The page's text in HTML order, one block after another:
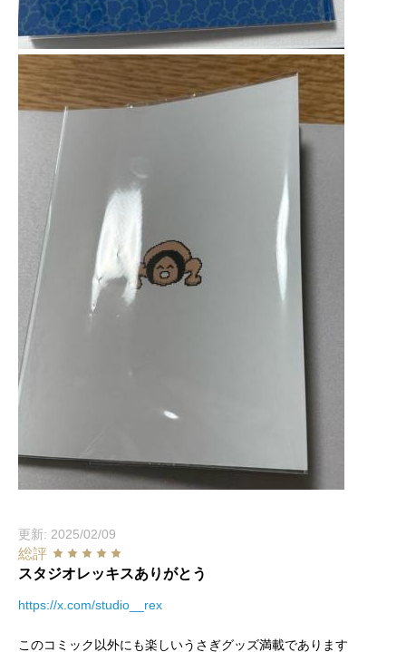
更新: 2025/02/09
総評
スタジオレッキスありがとう
https://x.com/studio__rex
このコミック以外にも楽しいうさぎグッズ満載であります